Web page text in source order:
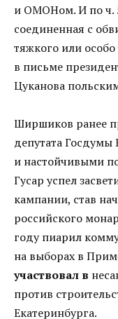
и ОМОНом. И по ч.
соединенная с
тяжкого или особо
в письме
Цуканова
Ширшиков ранее
депутата
и настойчивыми
Гусар успел
кампании, став
российского
году пиарил
на выборах в
участвовал в
против
Екатеринбурга.